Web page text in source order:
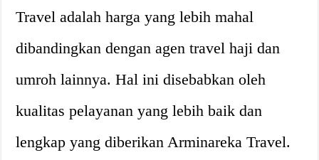
Travel adalah harga yang lebih mahal
dibandingkan dengan agen travel haji dan
umroh lainnya. Hal ini disebabkan oleh
kualitas pelayanan yang lebih baik dan
lengkap yang diberikan Arminareka Travel.